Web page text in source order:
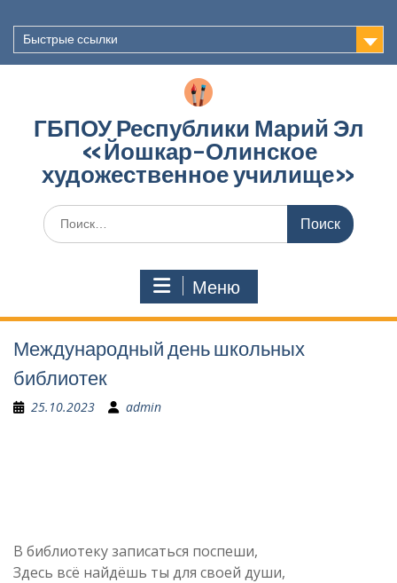
содержимому
Быстрые ссылки
ГБПОУ Республики Марий Эл
«Йошкар-Олинское
художественное училище»
Поиск
по:
Меню
Международный день школьных
библиотек
25.10.2023 admin
В библиотеку записаться поспеши,
Здесь всё найдёшь ты для своей души,